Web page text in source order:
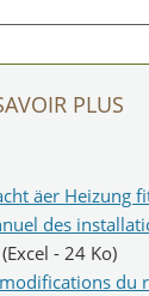
PLUS
äer Heizung
des
(Excel - 24 Ko)
du